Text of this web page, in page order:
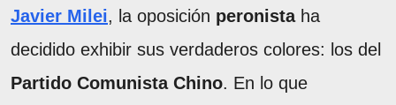
Javier Milei, la oposición peronistaha
decidido exhibir sus verdaderos colores: los del
Partido Comunista Chino. En lo que